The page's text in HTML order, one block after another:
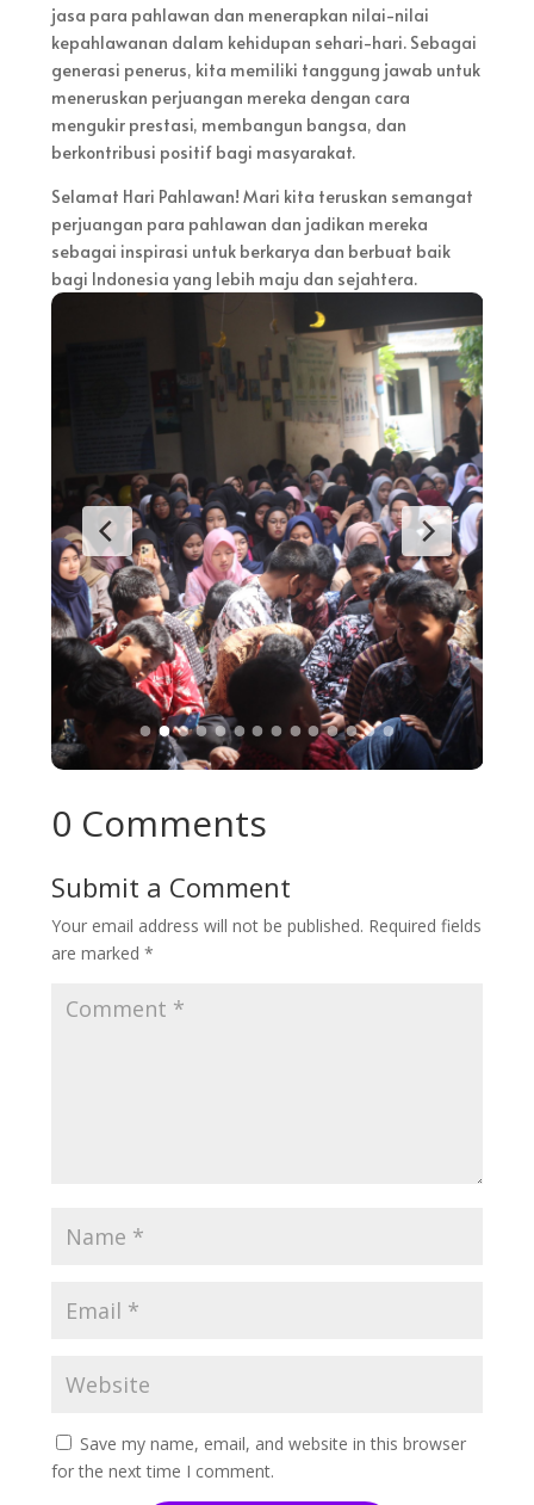
jasa para pahlawan dan menerapkan nilai-nilai
kepahlawanan dalam kehidupan sehari-hari. Sebagai
generasi penerus, kita memiliki tanggung jawab untuk
meneruskan perjuangan mereka dengan cara
mengukir prestasi, membangun bangsa, dan
berkontribusi positif bagi masyarakat.
Selamat Hari Pahlawan! Mari kita teruskan semangat
perjuangan para pahlawan dan jadikan mereka
sebagai inspirasi untuk berkarya dan berbuat baik
bagi Indonesia yang lebih maju dan sejahtera.
0 Comments
Submit a Comment
Your email address will not be published. Required fields
are marked *
Save my name, email, and website in this browser
for the next time I comment.